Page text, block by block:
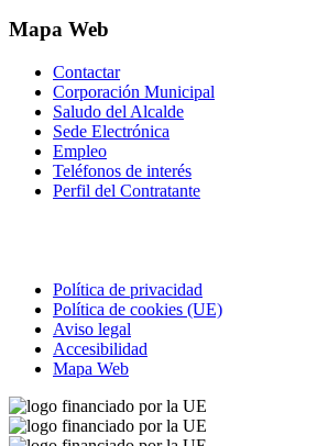
Mapa Web
Contactar
Corporación Municipal
Saludo del Alcalde
Sede Electrónica
Empleo
Teléfonos de interés
Perfil del Contratante
Política de privacidad
Política de cookies (UE)
Aviso legal
Accesibilidad
Mapa Web